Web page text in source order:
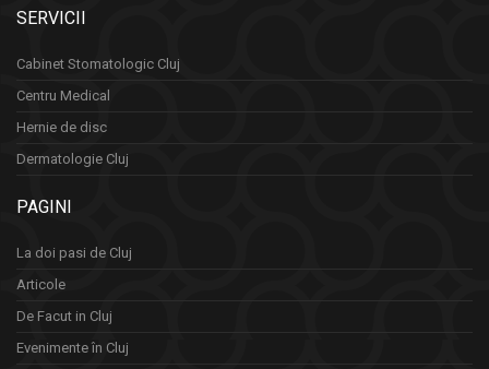
SERVICII
Cabinet Stomatologic Cluj
Centru Medical
Hernie de disc
Dermatologie Cluj
PAGINI
La doi pasi de Cluj
Articole
De Facut in Cluj
Evenimente în Cluj